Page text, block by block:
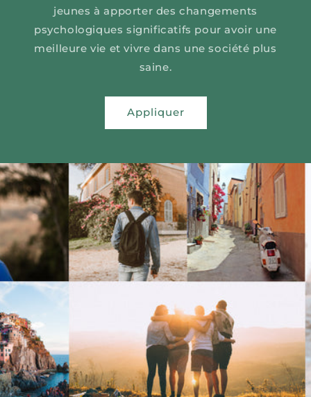
jeunes à apporter des changements
psychologiques significatifs pour avoir une
meilleure vie et vivre dans une société plus
saine.
Appliquer